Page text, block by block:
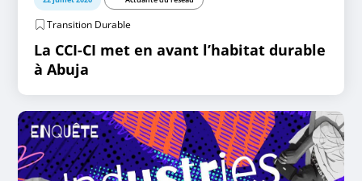
Transition Durable
La CCI-CI met en avant l’habitat durable
à Abuja